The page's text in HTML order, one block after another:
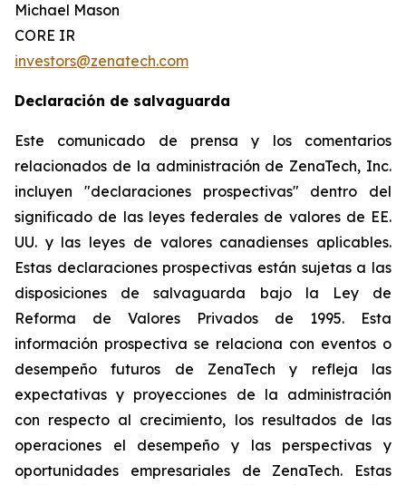
Michael Mason
CORE IR
investors@zenatech.com
Declaración de salvaguarda
Este comunicado de prensa y los comentarios
relacionados de la administración de ZenaTech, Inc.
incluyen "declaraciones prospectivas" dentro del
significado de las leyes federales de valores de EE.
UU. y las leyes de valores canadienses aplicables.
Estas declaraciones prospectivas están sujetas a las
disposiciones de salvaguarda bajo la Ley de
Reforma de Valores Privados de 1995. Esta
información prospectiva se relaciona con eventos o
desempeño futuros de ZenaTech y refleja las
expectativas y proyecciones de la administración
con respecto al crecimiento, los resultados de las
operaciones el desempeño y las perspectivas y
oportunidades empresariales de ZenaTech. Estas